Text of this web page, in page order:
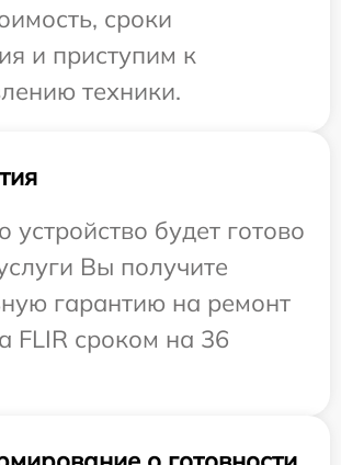
сроки
и приступим к
техники.
устройство будет готово
Вы получите
гарантию на ремонт
FLIR сроком на 36